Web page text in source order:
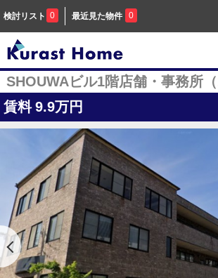
検討リスト 0 最近見た物件 0
SHOUWAビル1階店舗・事務所（
賃料 9.9万円